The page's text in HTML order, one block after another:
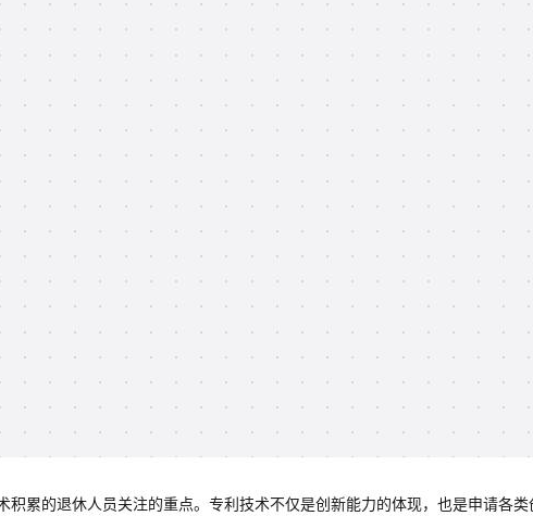
累的退休人员关注的重点。专利技术不仅是创新能力的体现，也是申请各类